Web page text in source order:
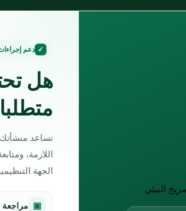
✓ دعم إجراءات
هل
نساعد منشأتك
اللازمة،
الجهة
▣ مراجعة
القطاعات
إعداد خطط الإدارة البيئية EMP